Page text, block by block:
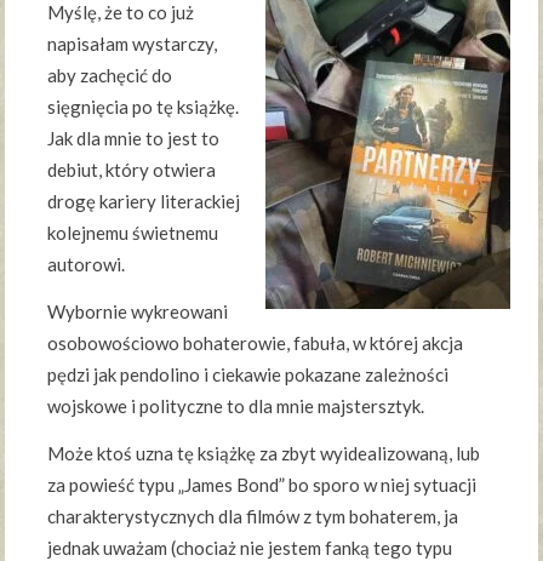
Myślę, że to co już
napisałam wystarczy,
aby zachęcić do
sięgnięcia po tę książkę.
Jak dla mnie to jest to
debiut, który otwiera
drogę kariery literackiej
kolejnemu świetnemu
autorowi.
Wybornie wykreowani
osobowościowo bohaterowie, fabuła, w której akcja
pędzi jak pendolino i ciekawie pokazane zależności
wojskowe i polityczne to dla mnie majstersztyk.
Może ktoś uzna tę książkę za zbyt wyidealizowaną, lub
za powieść typu „James Bond” bo sporo w niej sytuacji
charakterystycznych dla filmów z tym bohaterem, ja
jednak uważam (chociaż nie jestem fanką tego typu